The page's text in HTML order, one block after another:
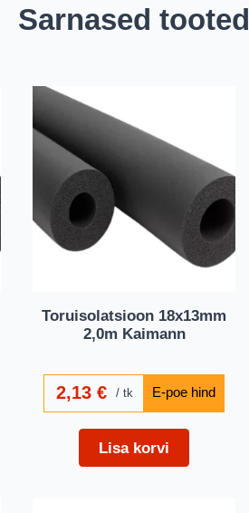
Sarnased tooted
Toruisolatsioon 18x13mm
2,0m Kaimann
2,13€ tk
Lisa korvi